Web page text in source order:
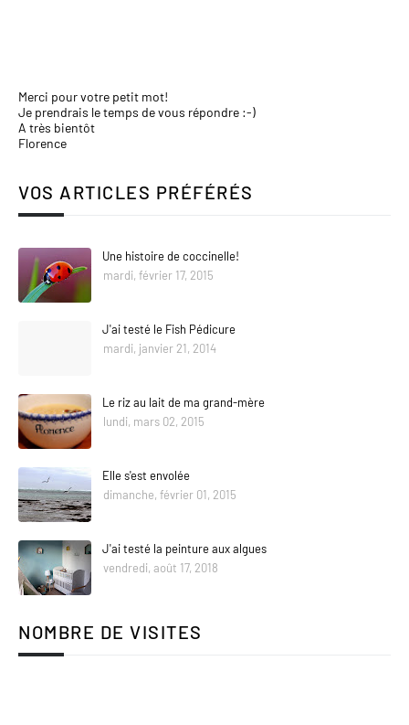
Merci pour votre petit mot!
Je prendrais le temps de vous répondre :-)
A très bientôt
Florence
VOS ARTICLES PRÉFÉRÉS
Une histoire de coccinelle!
mardi, février 17, 2015
J'ai testé le Fish Pédicure
mardi, janvier 21, 2014
Le riz au lait de ma grand-mère
lundi, mars 02, 2015
Elle s'est envolée
dimanche, février 01, 2015
J'ai testé la peinture aux algues
vendredi, août 17, 2018
NOMBRE DE VISITES